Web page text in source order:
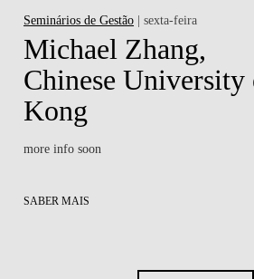
Seminários de Gestão | sexta-feira
Michael Zhang,
Chinese
Kong
more info soon
SABER MAIS